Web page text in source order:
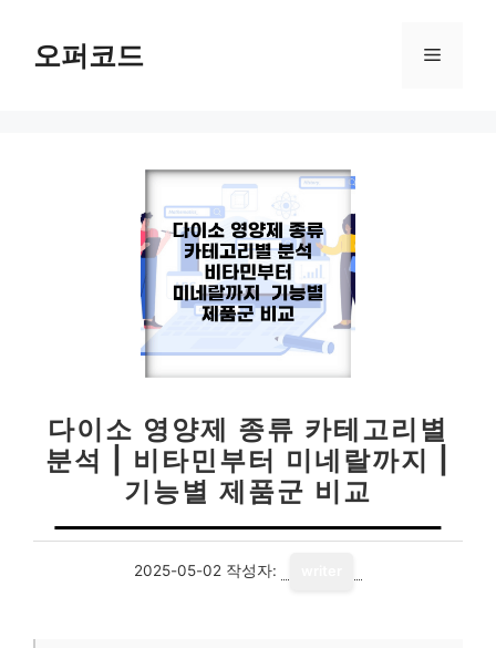
오퍼코드 메
다이소 영양제 종류 카테고리별
분석 | 비타민부터 미네랄까지 |
기능별 제품군 비교
2025-05-02 작성자: